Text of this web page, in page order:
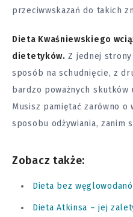
przeciwwskazań do takich
Dieta Kwaśniewskiego
dietetyków. Z jednej
sposób na schudnięcie, z
bardzo poważnych skutków
Musisz pamiętać zarówno o
sposobu odżywiania, zanim
Zobacz także:
Dieta bez
Dieta Atkinsa – jej